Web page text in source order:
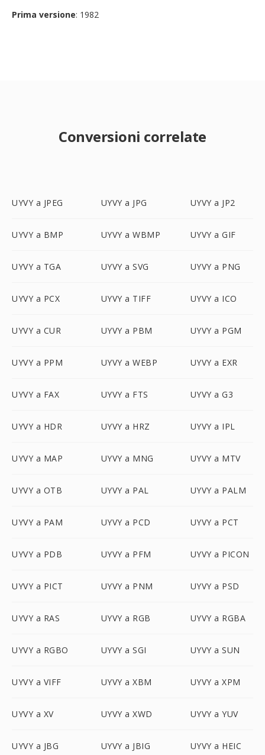
Prima versione: 1982
Conversioni correlate
UYVY a JPEG UYVY a JPG UYVY a JP2
UYVY a BMP UYVY a WBMP UYVY a GIF
UYVY a TGA UYVY a SVG UYVY a PNG
UYVY a PCX UYVY a TIFF UYVY a ICO
UYVY a CUR UYVY a PBM UYVY a PGM
UYVY a PPM UYVY a WEBP UYVY a EXR
UYVY a FAX UYVY a FTS UYVY a G3
UYVY a HDR UYVY a HRZ UYVY a IPL
UYVY a MAP UYVY a MNG UYVY a MTV
UYVY a OTB UYVY a PAL UYVY a PALM
UYVY a PAM UYVY a PCD UYVY a PCT
UYVY a PDB UYVY a PFM UYVY a PICON
UYVY a PICT UYVY a PNM UYVY a PSD
UYVY a RAS UYVY a RGB UYVY a RGBA
UYVY a RGBO UYVY a SGI UYVY a SUN
UYVY a VIFF UYVY a XBM UYVY a XPM
UYVY a XV UYVY a XWD UYVY a YUV
UYVY a JBG UYVY a JBIG UYVY a HEIC